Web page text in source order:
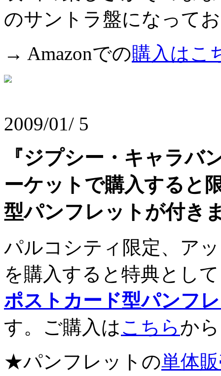
のサントラ盤になって
→ Amazonでの購入はこ
2009/01/ 5
『ジプシー・キャラバ
ーケットで購入すると
型パンフレットが付き
パルコシティ限定、ア
を購入すると特典として
ポストカード型パンフ
す。ご購入はこちらか
★パンフレットの単体